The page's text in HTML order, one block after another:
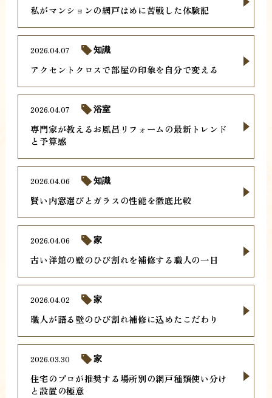
私がマンションの網戸はめに苦戦した体験記
アクセントクロスで部屋の印象を自分で変える
2026.04.07 知識
専門家が教えるお風呂リフォームの最新トレンド
と予算感
2026.04.07 浴室
賢い内窓選びとガラスの性能を徹底比較
2026.04.06 知識
古い洋館の壁のひび割れを補修する職人の一日
2026.04.06 家
職人が語る壁のひび割れ補修に込めたこだわり
2026.04.02 家
住宅のプロが推奨する場所別の網戸種類使い分け
と設置の極意
2026.03.30 家